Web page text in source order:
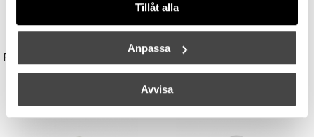
Tillåt alla
Anpassa
Avvisa
Reflektor MR11 28W (=35W) GU10
149 kr
3395 kr 3056 kr